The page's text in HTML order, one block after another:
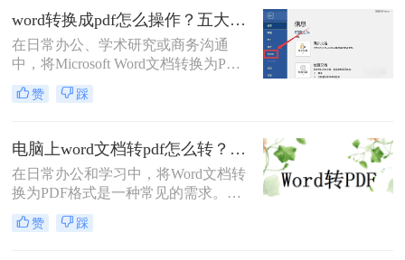
word转换成pdf怎么操作？五大方法详解！
在日常办公、学术研究或商务沟通
中，将Microsoft Word文档转换为PDF
格式已成为一项不可或缺的技能。
PDF（Portable Document Format）以
以及安全性，成为文件分发和归档的
首选格式。无论是提交简历、发布报
告还是共享论文，一个高质量的PDF
文件能确保在任何设备上呈现的效果
都与您的初衷一致。尽管Word转PDF
看似简单，但其中却隐藏着许多影响
赞 踩
电脑上word文档转pdf怎么转？教你二种实用转换方法！
在日常办公和学习中，将Word文档转
换为PDF格式是一种常见的需求。
PDF格式具有跨平台、不易被篡改和
保持原样展示等优点，因此广泛应用
赞 踩